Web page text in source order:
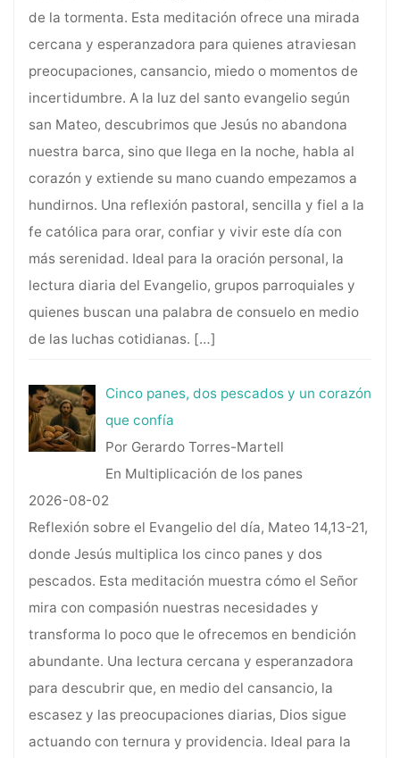
de la tormenta. Esta meditación ofrece una mirada
cercana y esperanzadora para quienes atraviesan
preocupaciones, cansancio, miedo o momentos de
incertidumbre. A la luz del santo evangelio según
san Mateo, descubrimos que Jesús no abandona
nuestra barca, sino que llega en la noche, habla al
corazón y extiende su mano cuando empezamos a
hundirnos. Una reflexión pastoral, sencilla y fiel a la
fe católica para orar, confiar y vivir este día con
más serenidad. Ideal para la oración personal, la
lectura diaria del Evangelio, grupos parroquiales y
quienes buscan una palabra de consuelo en medio
de las luchas cotidianas. […]
Cinco panes, dos pescados y un corazón
que confía
Por Gerardo Torres-Martell
En Multiplicación de los panes
2026-08-02
Reflexión sobre el Evangelio del día, Mateo 14,13-21,
donde Jesús multiplica los cinco panes y dos
pescados. Esta meditación muestra cómo el Señor
mira con compasión nuestras necesidades y
transforma lo poco que le ofrecemos en bendición
abundante. Una lectura cercana y esperanzadora
para descubrir que, en medio del cansancio, la
escasez y las preocupaciones diarias, Dios sigue
actuando con ternura y providencia. Ideal para la